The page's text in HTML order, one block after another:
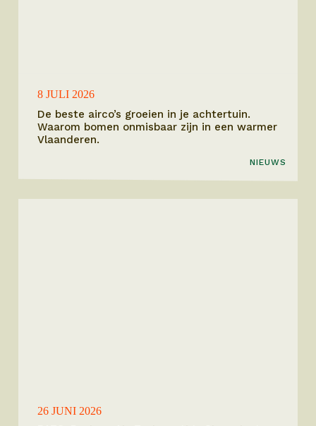
8 JULI 2026
De beste airco’s groeien in je achtertuin.
Waarom bomen onmisbaar zijn in een warmer
Vlaanderen.
NIEUWS
26 JUNI 2026